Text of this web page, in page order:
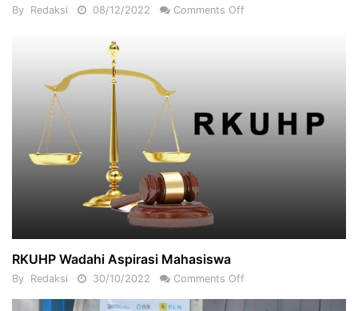
By Redaksi 08/12/2022 Comments Off
RKUHP Wadahi Aspirasi Mahasiswa
By Redaksi 30/10/2022 Comments Off